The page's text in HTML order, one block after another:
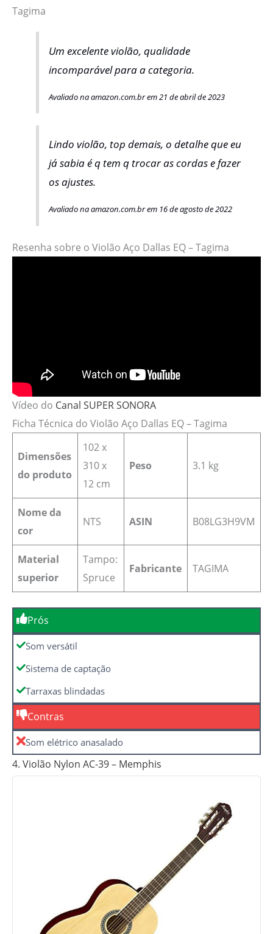
Tagima
Um excelente violão, qualidade
incomparável para a categoria.
Avaliado na amazon.com.br em 21 de abril de 2023
Lindo violão, top demais, o detalhe que eu
já sabia é q tem q trocar as cordas e fazer
os ajustes.
Avaliado na amazon.com.br em 16 de agosto de 2022
Resenha sobre o Violão Aço Dallas EQ – Tagima
Vídeo do Canal SUPER SONORA
Ficha Técnica do Violão Aço Dallas EQ – Tagima
Dimensões
do produto
‎102 x
310 x
12 cm
Peso 3.1 kg
Nome da
cor
‎NTS ASIN ‎B08LG3H9VM
Material
superior
Tampo:
Spruce
Fabricante ‎TAGIMA
Prós
Som versátil
Sistema de captação
Tarraxas blindadas
Contras
Som elétrico anasalado
4. Violão Nylon AC-39 – Memphis